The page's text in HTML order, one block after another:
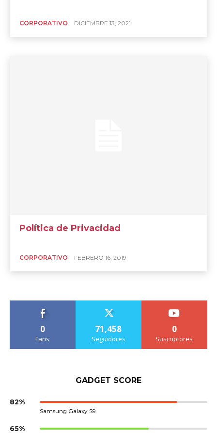
CORPORATIVO DICIEMBRE 13, 2021
Política de Privacidad
CORPORATIVO FEBRERO 16, 2019
0
Fans
71,458
Seguidores
0
Suscriptores
GADGET SCORE
82%
Samsung Galaxy S9
65%